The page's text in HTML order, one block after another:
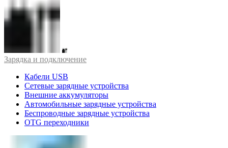
Зарядка и подключение
Кабели USB
Сетевые зарядные устройства
Внешние аккумуляторы
Автомобильные зарядные устройства
Беспроводные зарядные устройства
OTG переходники